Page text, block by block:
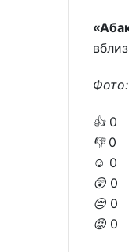
👍 0
👎 0
☺️ 0
😲 0
😔 0
😡 0